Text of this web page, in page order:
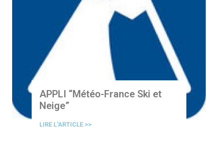
APPLI “Météo-France Ski et
Neige”
LIRE L'ARTICLE >>